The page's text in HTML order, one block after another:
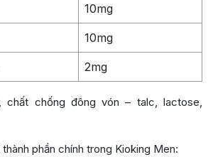
10mg
10mg
2mg
chất chống đông vón – talc, lactose,
phần chính trong Kioking Men: